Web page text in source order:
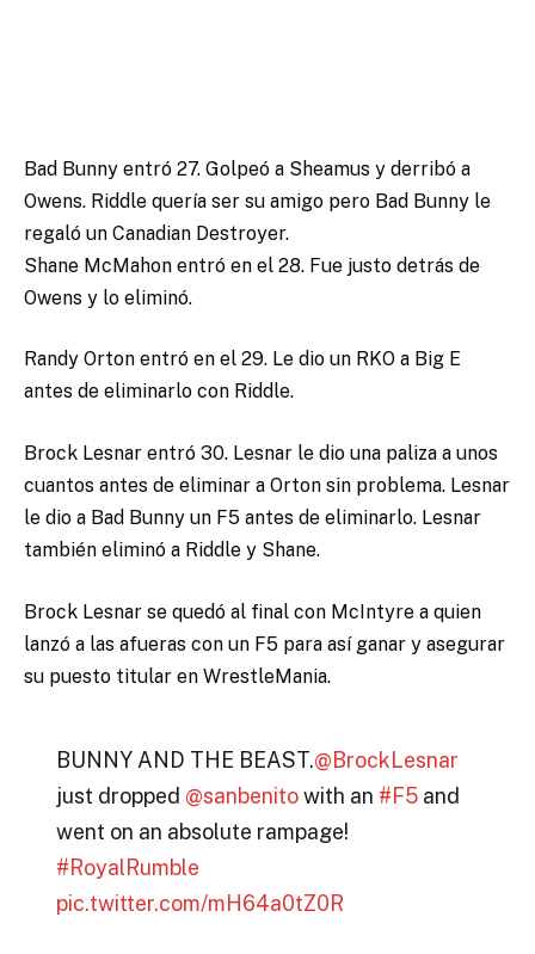
Bad Bunny entró 27. Golpeó a Sheamus y derribó a
Owens. Riddle quería ser su amigo pero Bad Bunny le
regaló un Canadian Destroyer.
Shane McMahon entró en el 28. Fue justo detrás de
Owens y lo eliminó.
Randy Orton entró en el 29. Le dio un RKO a Big E
antes de eliminarlo con Riddle.
Brock Lesnar entró 30. Lesnar le dio una paliza a unos
cuantos antes de eliminar a Orton sin problema. Lesnar
le dio a Bad Bunny un F5 antes de eliminarlo. Lesnar
también eliminó a Riddle y Shane.
Brock Lesnar se quedó al final con McIntyre a quien
lanzó a las afueras con un F5 para así ganar y asegurar
su puesto titular en WrestleMania.
BUNNY AND THE BEAST.@BrockLesnar
just dropped @sanbenitowith an #F5and
went on an absolute rampage!
#RoyalRumble
pic.twitter.com/mH64a0tZ0R